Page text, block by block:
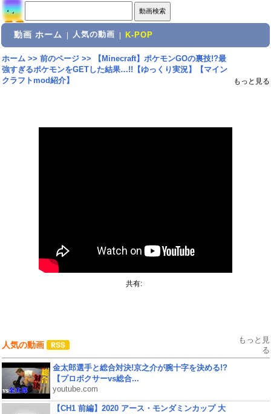
動画 ホーム 人気の動画 K-POP
ホーム>> 前のページ>>
【Minecraft】ポケモンGOの裏技!?最
強すぎるポケモンをGETした結果…!!【ゆっくり実況】【マイン
クラフトmod紹介】
もっと見る
共有:
人気の動画
もっと見
る
金太郎選手と総合対決!京之介が腕十字を決める!?
【プロボクサーvs総合...
youtube.com
【CH1 前編】2020 アース・モンダミンカップ 大